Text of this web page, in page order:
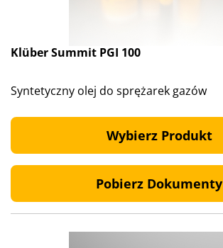
Klüber Summit PGI 100
Syntetyczny olej do sprężarek gazów
Wybierz Produkt
Pobierz Dokumenty